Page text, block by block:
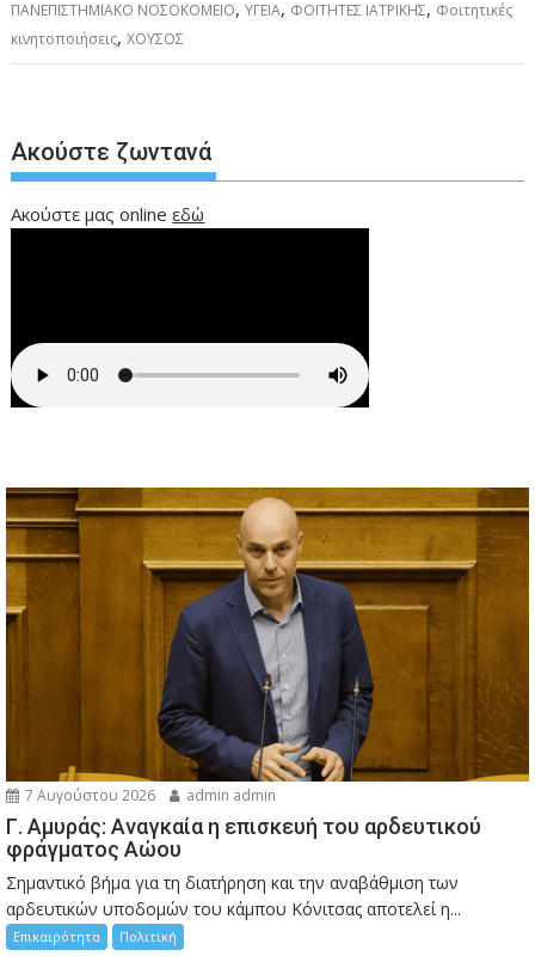
ΠΑΝΕΠΙΣΤΗΜΙΑΚΟ ΝΟΣΟΚΟΜΕΙΟ,ΥΓΕΙΑ, ΦΟΙΤΗΤΕΣ ΙΑΤΡΙΚΗΣ, Φοιτητικές
κινητοποιήσεις,ΧΟΥΣΟΣ
Ακούστε ζωντανά
Ακούστε μας onlineεδώ
7 Αυγούστου 2026 admin admin
Γ. Αμυράς: Αναγκαία η επισκευή του αρδευτικού
φράγματος Αώου
Σημαντικό βήμα για τη διατήρηση και την αναβάθμιση των
αρδευτικών υποδομών του κάμπου Κόνιτσας αποτελεί η...
Επικαιρότητα Πολιτική